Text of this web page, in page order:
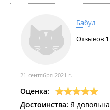
Бабул
Отзывов 1
21 сентября 2021 г.
Оценка:
Достоинства: Я довольна